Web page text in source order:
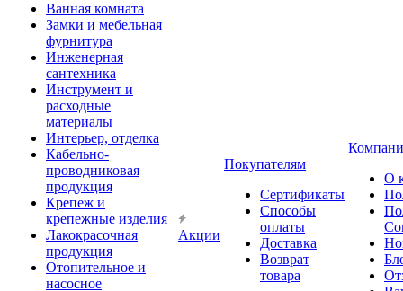
Ванная комната
Замки и мебельная
фурнитура
Инженерная
сантехника
Инструмент и
расходные
материалы
Интерьер, отделка
Кабельно-
проводниковая
продукция
Крепеж и
крепежные изделия
Лакокрасочная
продукция
Отопительное и
насосное
Акции
Покупателям
Сертификаты
Способы
оплаты
Доставка
Возврат
товара
О